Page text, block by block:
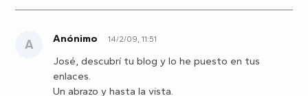
A Anónimo 14/2/09, 11:51
José, descubrí tu blog y lo he puesto en tus
enlaces.
Un abrazo y hasta la vista.